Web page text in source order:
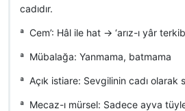
cadıdır.
ª Cem’: Hâl ile hat -> ‘arız-ı yâr
ª Mübalağa: Yanmama, batmama
ª Açık istiare: Sevgilinin cadı olarak
ª Mecaz-ı mürsel: Sadece ayva